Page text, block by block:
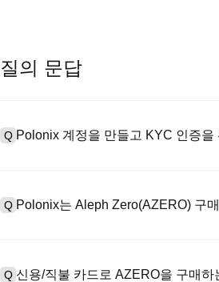
질의 문답
Q Polonix 계정을 만들고 KYC 인증
하여 유효한 신분증 문서를 업로드하고
Q Polonix는 Aleph Zero(AZERO) 구
를 초과하는 대규모 거래에 대한 장외
Q 신용/직불 카드로 AZERO을 구매